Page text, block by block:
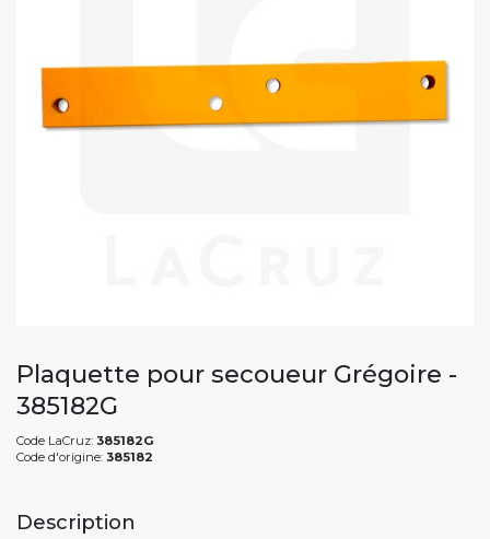
Plaquette pour secoueur Grégoire -
385182G
Code LaCruz: 385182G
Code d'origine: 385182
Description